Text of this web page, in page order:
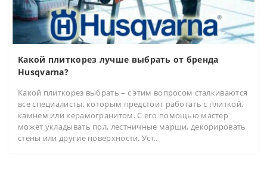
Какой плиткорез лучше выбрать от бренда
Husqvarna?
Какой плиткорез выбрать – с этим вопросом сталкиваются
все специалисты, которым предстоит работать с плиткой,
камнем или керамогранитом. С его помощью мастер
может укладывать пол, лестничные марши, декорировать
стены или другие поверхности. Уст..